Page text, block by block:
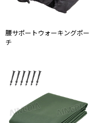
腰サポートウォーキングポー
チ